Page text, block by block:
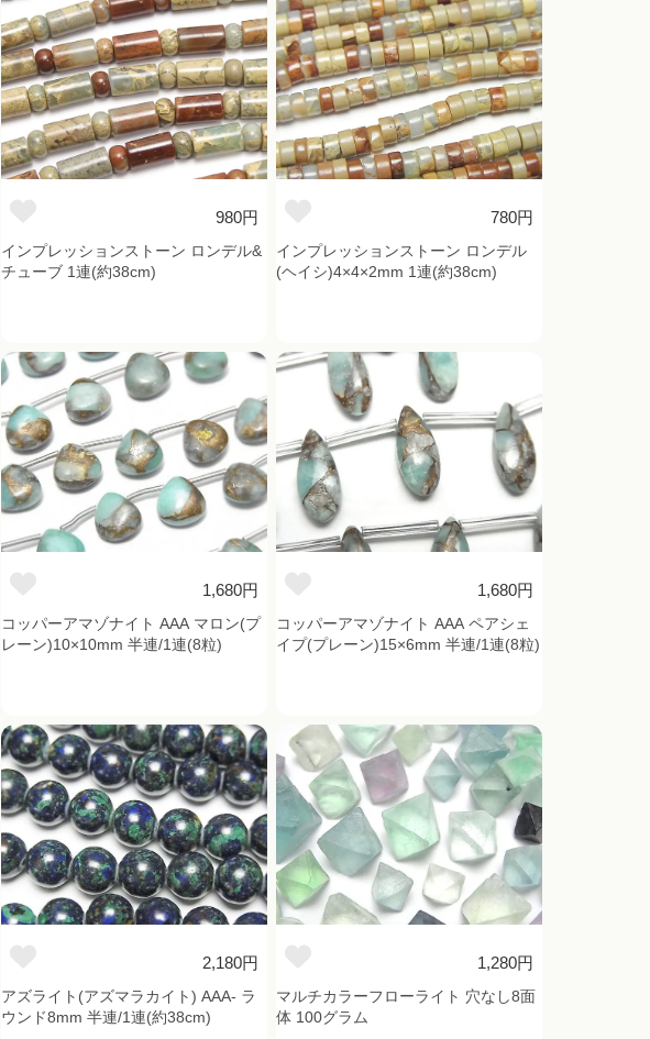
980円
インプレッションストーン ロンデル&
チューブ 1連(約38cm)
780円
インプレッションストーン ロンデル
(ヘイシ)4×4×2mm 1連(約38cm)
1,680円
コッパーアマゾナイト AAA マロン(プ
レーン)10×10mm 半連/1連(8粒)
1,680円
コッパーアマゾナイト AAA ペアシェ
イプ(プレーン)15×6mm 半連/1連(8粒)
2,180円
アズライト(アズマラカイト) AAA- ラ
ウンド8mm 半連/1連(約38cm)
1,280円
マルチカラーフローライト 穴なし8面
体 100グラム